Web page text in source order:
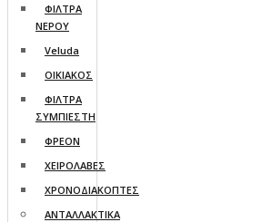
ΦΙΛΤΡΑ
ΝΕΡΟΥ
Veluda
ΟΙΚΙΑΚΟΣ
ΦΙΛΤΡΑ
ΣΥΜΠΙΕΣΤΗ
ΦΡΕΟΝ
ΧΕΙΡΟΛΑΒΕΣ
ΧΡΟΝΟΔΙΑΚΟΠΤΕΣ
ΑΝΤΑΛΛΑΚΤΙΚΑ